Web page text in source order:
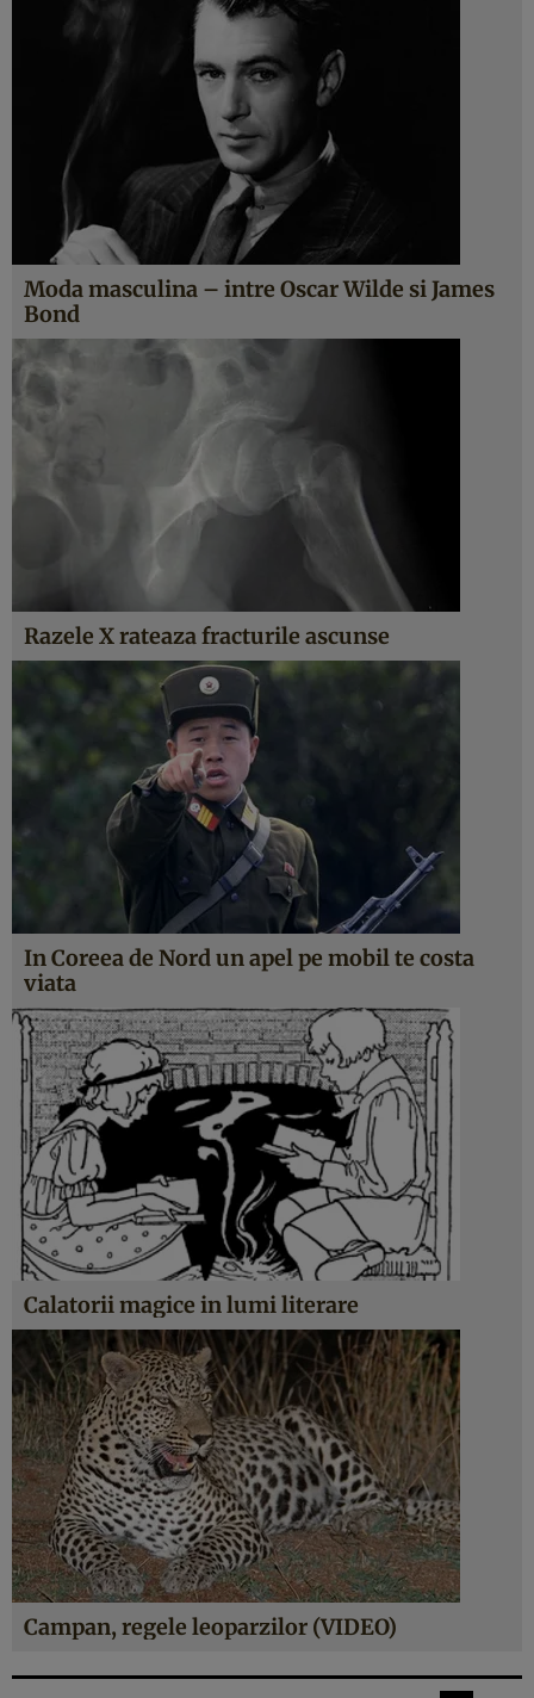
Moda masculina – intre Oscar Wilde si James
Bond
Razele X rateaza fracturile ascunse
In Coreea de Nord un apel pe mobil te costa
viata
Calatorii magice in lumi literare
Campan, regele leoparzilor (VIDEO)